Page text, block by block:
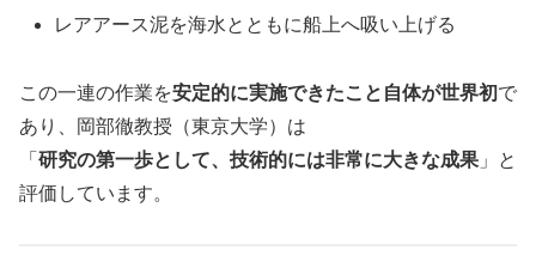
レアアース泥を海水とともに船上へ吸い上げる
この一連の作業を安定的に実施できたこと自体が世界初で
あり、岡部徹教授（東京大学）は
「 研究の第一歩として、技術的には非常に大きな成果 」と
評価しています。